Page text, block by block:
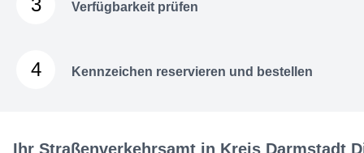
3 Verfügbarkeit prüfen
4 Kennzeichen reservieren und bestellen
Ihr Straßenverkehrsamt in Kreis Darmstadt